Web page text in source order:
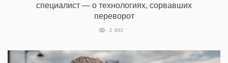
специалист — о технологиях, сорвавших
переворот
2 602